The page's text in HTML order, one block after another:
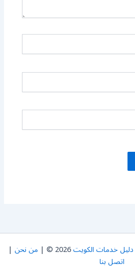
دليل خدمات الكويت2026 © | من نحن |
اتصل بنا